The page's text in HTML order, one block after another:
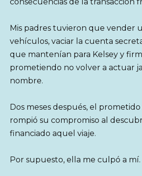
Mis padres tuvieron que vender
vehículos, vaciar la cuenta
que mantenían para Kelsey y
prometiendo no volver a actuar
nombre.
Dos meses después, el
rompió su compromiso al
financiado aquel viaje.
Por supuesto, ella me culpó a mí.